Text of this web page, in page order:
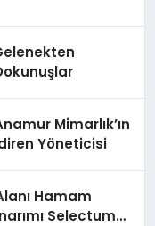
Mimarlık’ın
Yöneticisi
Hamam
Selectum